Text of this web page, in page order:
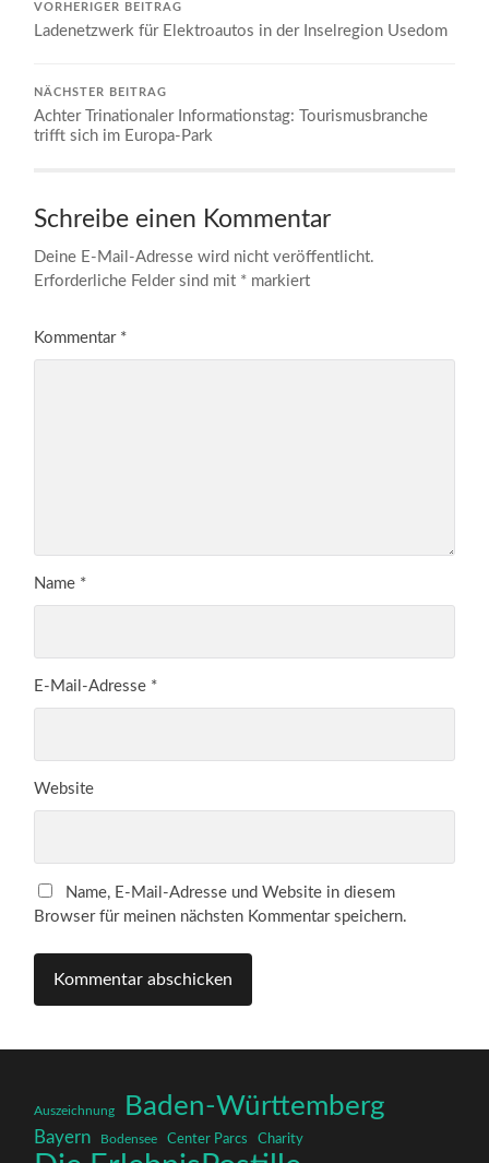
VORHERIGER BEITRAG
Ladenetzwerk für Elektroautos in der Inselregion Usedom
NÄCHSTER BEITRAG
Achter Trinationaler Informationstag: Tourismusbranche
trifft sich im Europa-Park
Schreibe einen Kommentar
Deine E-Mail-Adresse wird nicht veröffentlicht.
Erforderliche Felder sind mit * markiert
Kommentar *
Name *
E-Mail-Adresse *
Website
Name, E-Mail-Adresse und Website in diesem
Browser für meinen nächsten Kommentar speichern.
Auszeichnung Baden-Württemberg
Bayern Bodensee Center Parcs Charity